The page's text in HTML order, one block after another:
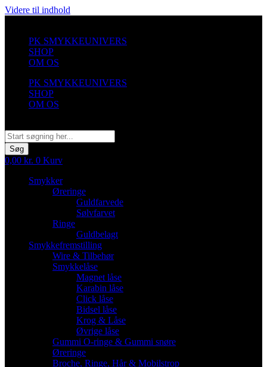
Videre til indhold
PK SMYKKEUNIVERS
SHOP
OM OS
PK SMYKKEUNIVERS
SHOP
OM OS
Søg
0,00 kr. 0 Kurv
Smykker
Øreringe
Guldfarvede
Sølvfarvet
Ringe
Guldbelagt
Smykkefremstilling
Wire & Tilbehør
Smykkelåse
Magnet låse
Karabin låse
Click låse
Bidsel låse
Krog & Låse
Øvrige låse
Gummi O-ringe & Gummi snøre
Øreringe
Broche, Ringe, Hår & Mobilstrop